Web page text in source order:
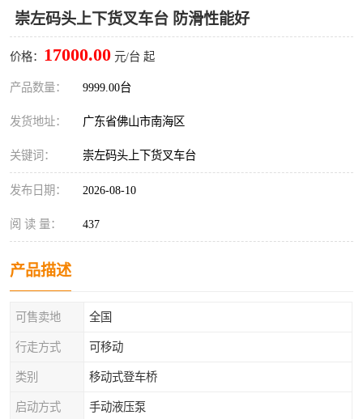
崇左码头上下货叉车台 防滑性能好
价格： 17000.00 元/台 起
产品数量： 9999.00台
发货地址： 广东省佛山市南海区
关键词： 崇左码头上下货叉车台
发布日期： 2026-08-10
阅 读 量： 437
产品描述
可售卖地 全国
行走方式 可移动
类别 移动式登车桥
启动方式 手动液压泵